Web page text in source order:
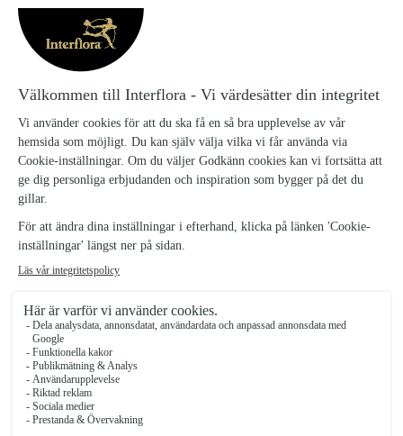
VAS BLÅKLOCKA
145 kr
Blåklocka är en munblåst vas i klarglas och framtagen för de
vanligaste typerna av buketter. Vasen passar flera olika buketter -
från vilda tulpanbuketter till liljor och grönt.
Diameter: 14 cm Höjd: 20 cm